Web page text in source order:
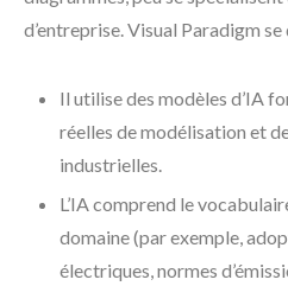
d’entreprise. Visual Paradigm
Il utilise des modèles d’IA
réelles de modélisation et
industrielles.
L’IA comprend le
domaine (par exemple,
électriques, normes